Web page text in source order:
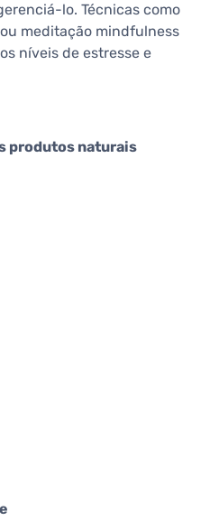
lo. Técnicas como
meditação mindfulness
níveis de estresse e
produtos naturais